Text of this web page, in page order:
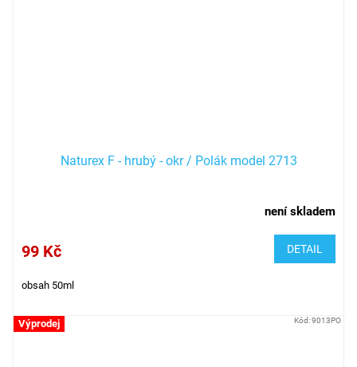
Naturex F - hrubý - okr / Polák model 2713
není skladem
99 Kč DETAIL
obsah 50ml
Výprodej Kód:9013PO